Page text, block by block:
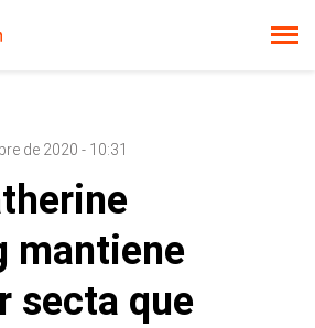
de 2020 - 10:31
mantiene
secta que